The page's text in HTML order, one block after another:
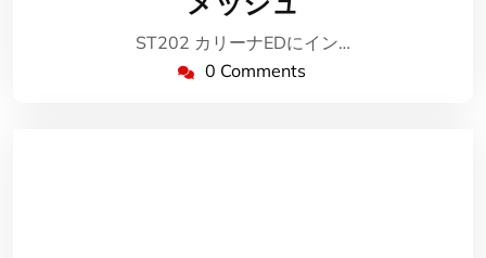
24
ST202 カリーナEDにイン…
0 Comments